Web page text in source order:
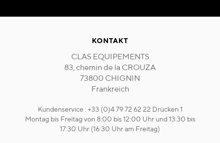
KONTAKT
CLAS EQUIPEMENTS
83, chemin de la CROUZA
73800 CHIGNIN
Frankreich
Kundenservice : +33 (0)4 79 72 62 22 Drücken 1
Montag bis Freitag von 8:00 bis 12:00 Uhr und 13:30 bis
17:30 Uhr (16:30 Uhr am Freitag)